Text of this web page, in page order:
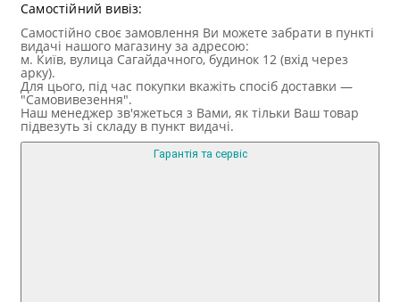
Самостійний вивіз:
Самостійно своє замовлення Ви можете забрати в пункті
видачі нашого магазину за адресою:
м. Київ, вулица Сагайдачного, будинок 12 (вхід через
арку).
Для цього, під час покупки вкажіть спосіб доставки —
"Самовивезення".
Наш менеджер зв'яжеться з Вами, як тільки Ваш товар
підвезуть зі складу в пункт видачі.
Гарантія та сервіс